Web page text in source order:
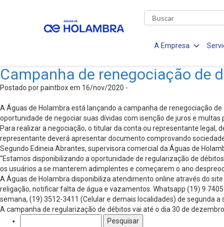
A Empresa
Campanha de renegociação de
Postado por paintbox em 16/nov/2020 -
A Águas de Holambra está lançando a campanha de renegociação
oportunidade de negociar suas dívidas com isenção de juros e
Para realizar a negociação, o titular da conta ou representante legal,
representante deverá apresentar documento comprovando
Segundo Edineia Abrantes, supervisora comercial da Águas de
“Estamos disponibilizando a oportunidade de regularização de
os usuários a se manterem adimplentes e começarem o ano
A Águas de Holambra disponibiliza atendimento online através do
religação, notificar falta de água e vazamentos. Whatsapp (19) 9
semana, (19) 3512-3411 (Celular e demais localidades) de segunda a
A campanha de regularização de débitos vai até o dia 30 de